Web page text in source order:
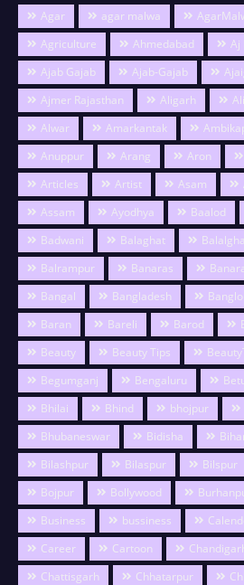
Agar agar malwa
Agriculture
Ahmedabad
Aj
Ajab Gajab
Ajab-Gajab
Ajmer Rajasthan
Aligarh
Alwar
Amarkantak
Anuppur
Arang Aron
Articles
Artist Asam
Assam
Ayodhya Baalod
Badwani
Balaghat
Balrampur
Banaras
Bangal
Bangladesh
Baran
Bareli Barod
Beauty
Beauty Tips
Begumganj
Bengaluru
Bhilai
Bhind bhojpur
Bhubaneswar
Bidisha
Bilashpur
Bilaspur Bilspur
Bojpur
Bollywood
Business
bussiness
Career
Cartoon
Chattisgarh
Chhatarpur